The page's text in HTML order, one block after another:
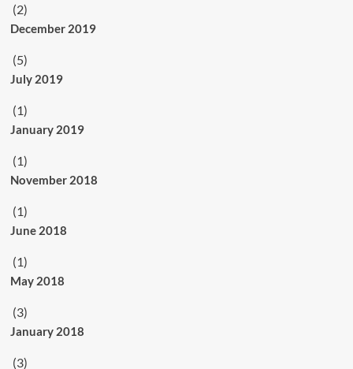
(2)
December 2019
(5)
July 2019
(1)
January 2019
(1)
November 2018
(1)
June 2018
(1)
May 2018
(3)
January 2018
(3)